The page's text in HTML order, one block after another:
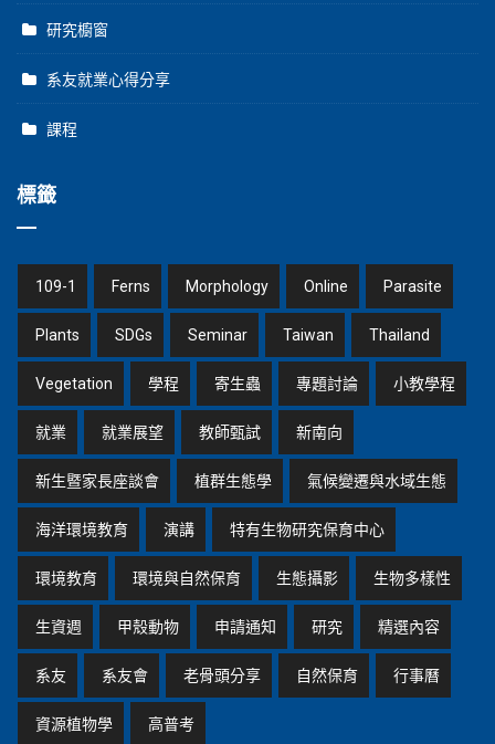
研究櫥窗
系友就業心得分享
課程
標籤
109-1 Ferns Morphology Online Parasite
Plants SDGs Seminar Taiwan Thailand
Vegetation 學程 寄生蟲 專題討論 小教學程
就業 就業展望 教師甄試 新南向
新生暨家長座談會 植群生態學 氣候變遷與水域生態
海洋環境教育 演講 特有生物研究保育中心
環境教育 環境與自然保育 生態攝影 生物多樣性
生資週 甲殼動物 申請通知 研究 精選內容
系友 系友會 老骨頭分享 自然保育 行事曆
資源植物學 高普考